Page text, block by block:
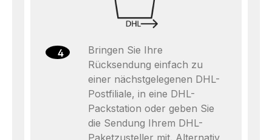
4
Bringen Sie Ihre
Rücksendung einfach zu
einer nächstgelegenen DHL-
Postfiliale, in eine DHL-
Packstation oder geben Sie
die Sendung Ihrem DHL-
Paketzusteller mit. Alternativ